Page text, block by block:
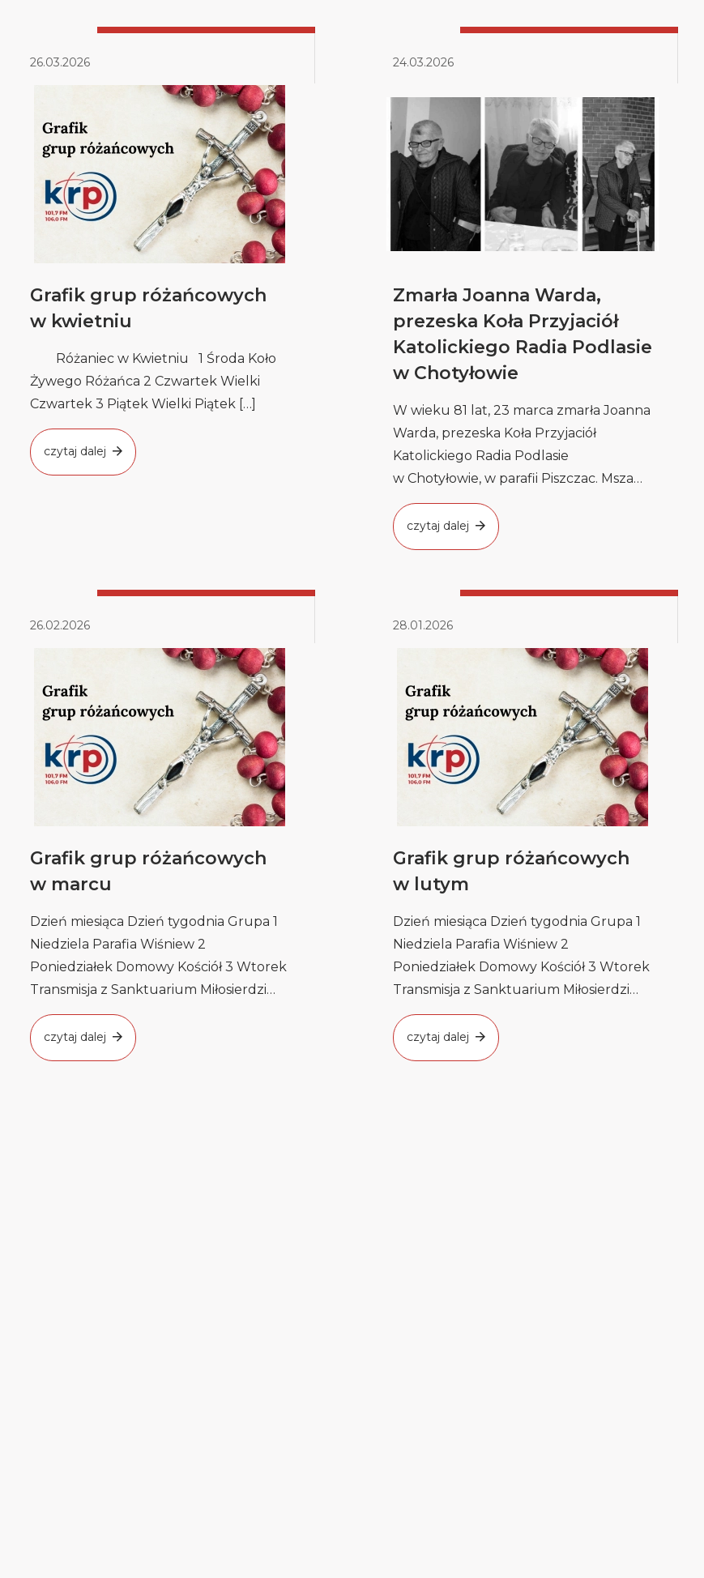
26.03.2026
Grafik grup różańcowych
w kwietniu
Różaniec w Kwietniu 1 Środa Koło
Żywego Różańca 2 Czwartek Wielki
Czwartek 3 Piątek Wielki Piątek […]
czytaj dalej
24.03.2026
Zmarła Joanna Warda,
prezeska Koła Przyjaciół
Katolickiego Radia Podlasie
w Chotyłowie
W wieku 81 lat, 23 marca zmarła Joanna
Warda, prezeska Koła Przyjaciół
Katolickiego Radia Podlasie
w Chotyłowie, w parafii Piszczac. Msza
święta pogrzebowa […]
czytaj dalej
26.02.2026
Grafik grup różańcowych
w marcu
Dzień miesiąca Dzień tygodnia Grupa 1
Niedziela Parafia Wiśniew 2
Poniedziałek Domowy Kościół 3 Wtorek
Transmisja z Sanktuarium Miłosierdzi
w Sokołowie Podl. […]
czytaj dalej
28.01.2026
Grafik grup różańcowych
w lutym
Dzień miesiąca Dzień tygodnia Grupa 1
Niedziela Parafia Wiśniew 2
Poniedziałek Domowy Kościół 3 Wtorek
Transmisja z Sanktuarium Miłosierdzi
w Sokołowie Podl. […]
czytaj dalej